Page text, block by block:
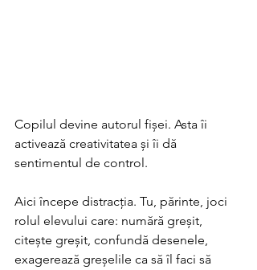
Copilul devine autorul fișei. Asta îi
activează creativitatea și îi dă
sentimentul de control.
Aici începe distracția. Tu, părinte, joci
rolul elevului care: numără greșit,
citește greșit, confundă desenele,
exagerează greșelile ca să îl faci să